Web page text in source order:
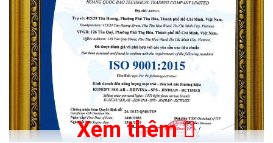
Xem thêm